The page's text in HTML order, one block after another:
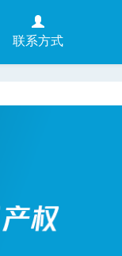
联系方式